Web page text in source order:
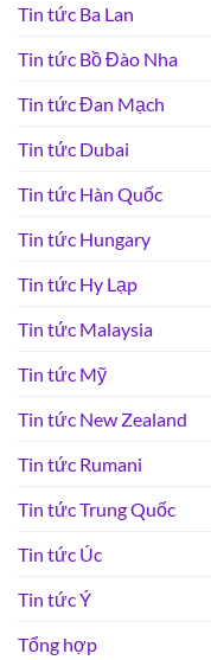
Tin tức Ba Lan
Tin tức Bồ Đào Nha
Tin tức Đan Mạch
Tin tức Dubai
Tin tức Hàn Quốc
Tin tức Hungary
Tin tức Hy Lạp
Tin tức Malaysia
Tin tức Mỹ
Tin tức New Zealand
Tin tức Rumani
Tin tức Trung Quốc
Tin tức Úc
Tin tức Ý
Tổng hợp